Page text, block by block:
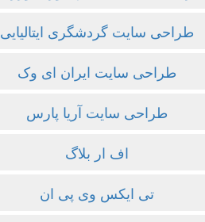
طراحی سایت گردشگری ایتالیایی
طراحی سایت ایران ای وک
طراحی سایت آریا پارس
اف ار بلاگ
تی ایکس وی پی ان